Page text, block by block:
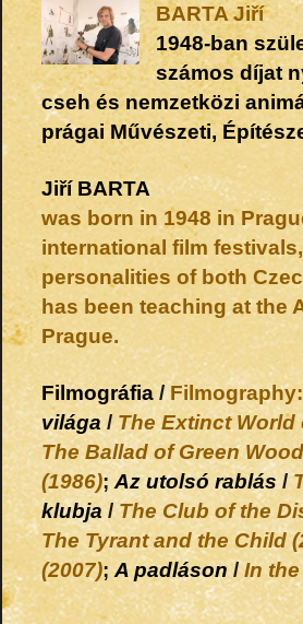
BARTA Jiří
1948-ban
számos díjat
cseh és nemzetközi
prágai Művészeti,
Jiří BARTA
was born in 1948 in
international film
personalities of both
has been teaching at the
Prague.
Filmográfia/
világa/ The Extinct World
The Ballad of Green
(1986);Az utolsó rablás/
klubja/ The Club of the
The Tyrant and the Child
(2007); A padláson/In